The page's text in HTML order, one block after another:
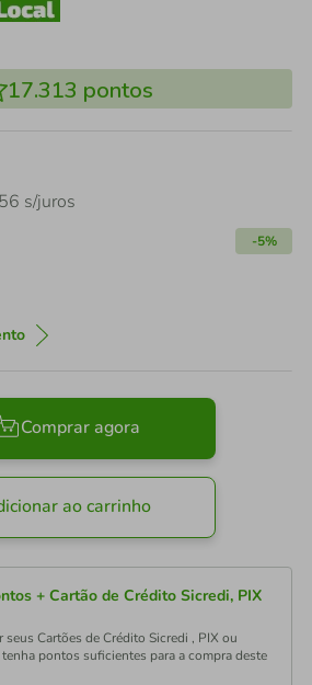
17.313 pontos
56 s/juros
-5%
Comprar agora
ao carrinho
+ Cartão de Crédito Sicredi, PIX
Cartões de Crédito Sicredi , PIX ou
pontos suficientes para a compra deste